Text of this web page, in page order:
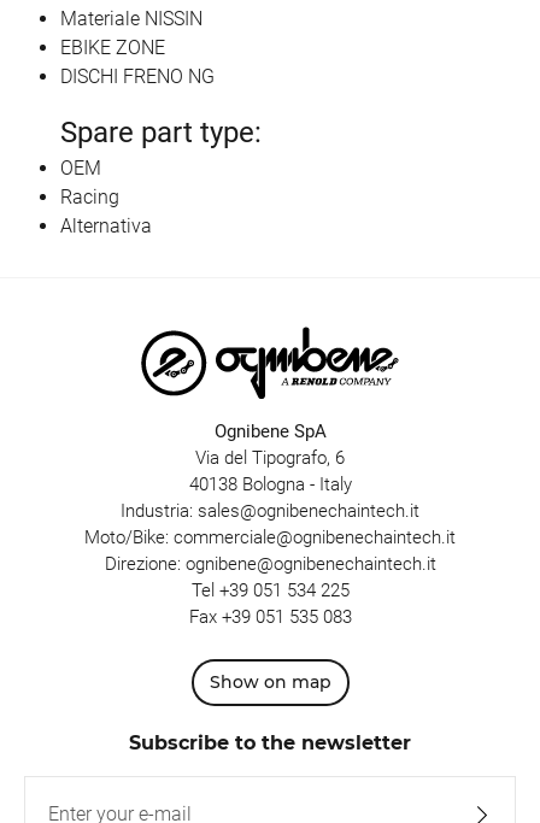
Materiale NISSIN
EBIKE ZONE
DISCHI FRENO NG
Spare part type:
OEM
Racing
Alternativa
Ognibene SpA
Via del Tipografo, 6
40138 Bologna - Italy
Industria: sales@ognibenechaintech.it
Moto/Bike: commerciale@ognibenechaintech.it
Direzione: ognibene@ognibenechaintech.it
Tel +39 051 534 225
Fax +39 051 535 083
Show on map
Subscribe to the newsletter